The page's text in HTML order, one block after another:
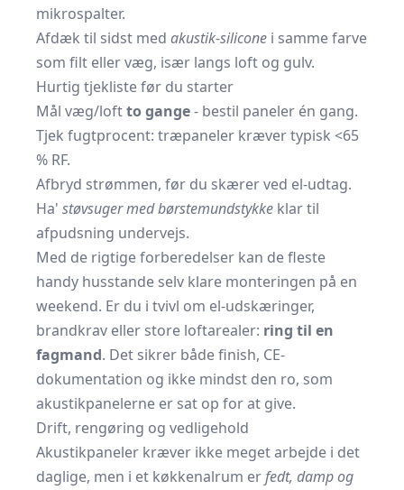
mikrospalter.
Afdæk til sidst med akustik-silicone i samme farve
som filt eller væg, især langs loft og gulv.
Hurtig tjekliste før du starter
Mål væg/loftto gange- bestil paneler én gang.
Tjek fugtprocent: træpaneler kræver typisk <65
% RF.
Afbryd strømmen, før du skærer ved el-udtag.
Ha' støvsuger med børstemundstykke klar til
afpudsning undervejs.
Med de rigtige forberedelser kan de fleste
handy husstande selv klare monteringen på en
weekend. Er du i tvivl om el-udskæringer,
brandkrav eller store loftarealer: ring til en
fagmand. Det sikrer både finish, CE-
dokumentation og ikke mindst den ro, som
akustikpanelerne er sat op for at give.
Drift, rengøring og vedligehold
Akustikpaneler kræver ikke meget arbejde i det
daglige, men i et køkkenalrum erfedt, damp og